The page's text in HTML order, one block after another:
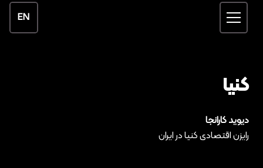
EN
کنیا
دیوید کارانجا
رایزن اقتصادی کنیا در ایران